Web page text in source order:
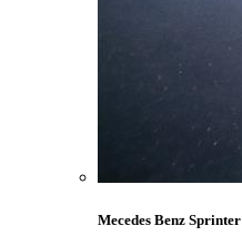
Mecedes Benz Sprinter